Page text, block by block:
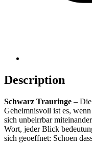
Description
Schwarz Trauringe –
Geheimnisvoll ist es,
sich unbeirrbar
Wort, jeder Blick
sich geoeffnet: Schoen